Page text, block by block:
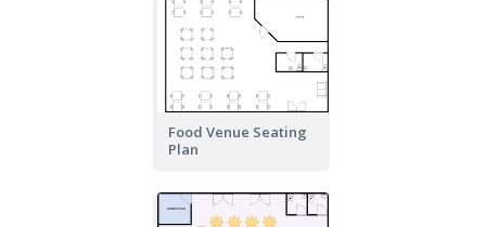
Food Venue Seating
Plan